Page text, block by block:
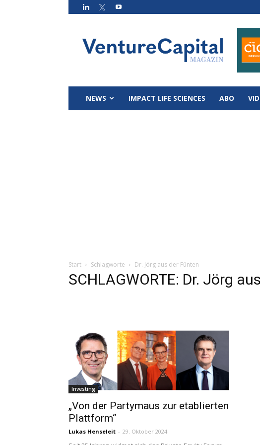
Magazin
NEWS IMPACT LIFE SCIENCES ABO
Start Schlagworte Dr. Jörg aus der Fünten
SCHLAGWORTE: Dr. Jörg
Investing
„Von der Partymaus zur etablierten
Plattform“
Lukas Henseleit - 29. Oktober 2024